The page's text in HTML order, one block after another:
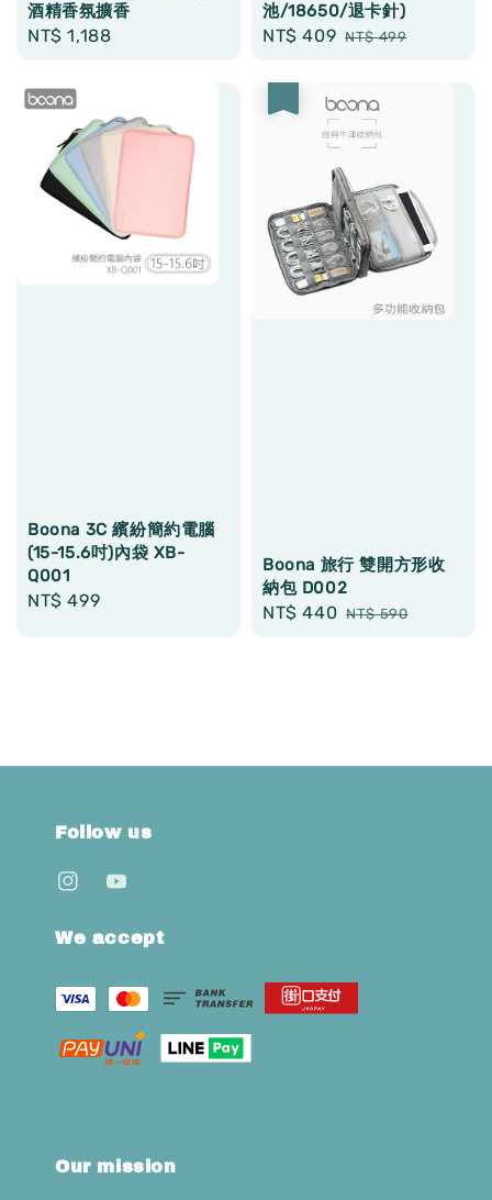
酒精香氛擴香
Regular
NT$ 1,188
池/18650/退卡針)
Sale
NT$ 409 Regular
NT$ 499
Boona 3C 繽紛簡約電腦
(15-15.6吋)內袋 XB-
Q001
Regular
NT$ 499
Boona 旅行 雙開方形收
納包 D002
Sale
NT$ 440 Regular
NT$ 590
Follow us
We accept
Our mission